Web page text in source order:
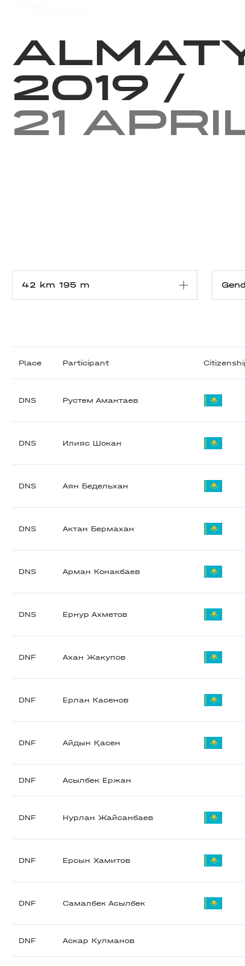
2019 /
21
Place Participant
DNS Рустем Амантаев
DNS Илияс Шокан
DNS Аян Бедельхан
DNS Актан Бермахан
DNS Арман Конакбаев
DNS Ернур Ахметов
DNF Ахан Жакупов
DNF Ерлан Касенов
DNF Айдын Қасен
DNF Асылбек Ержан
DNF Нурлан Жайсанбаев
DNF Ерсын Хамитов
DNF Самалбек Асылбек
DNF Аскар Кулманов